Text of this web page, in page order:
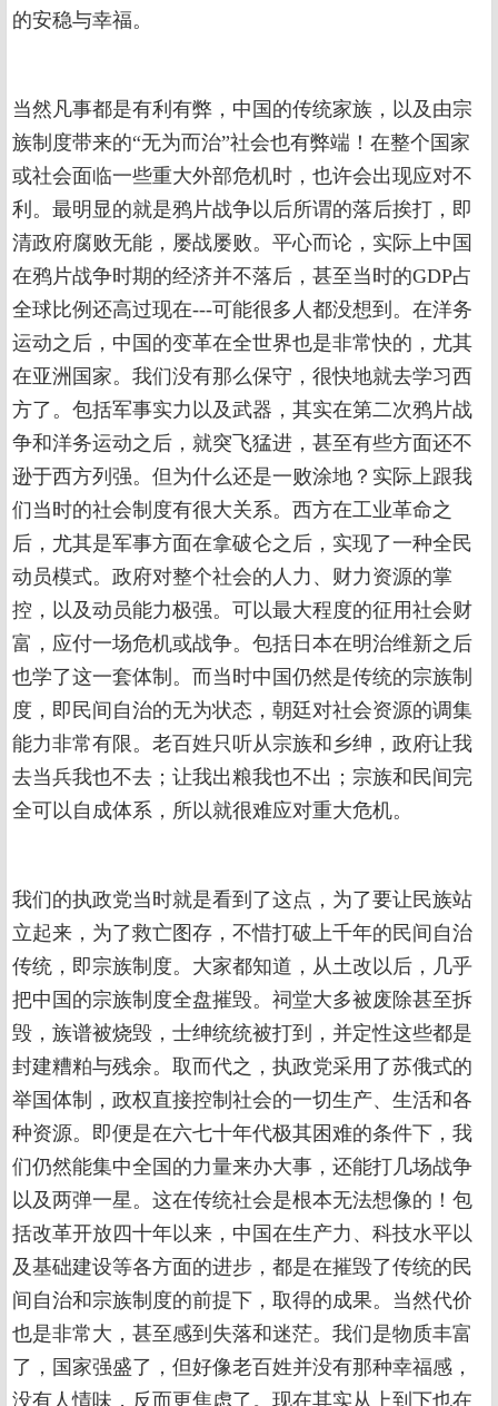
的安稳与幸福。
当然凡事都是有利有弊，中国的传统家族，以及由宗
族制度带来的“无为而治”社会也有弊端！在整个国家
或社会面临一些重大外部危机时，也许会出现应对不
利。最明显的就是鸦片战争以后所谓的落后挨打，即
清政府腐败无能，屡战屡败。平心而论，实际上中国
在鸦片战争时期的经济并不落后，甚至当时的GDP占
全球比例还高过现在---可能很多人都没想到。在洋务
运动之后，中国的变革在全世界也是非常快的，尤其
在亚洲国家。我们没有那么保守，很快地就去学习西
方了。包括军事实力以及武器，其实在第二次鸦片战
争和洋务运动之后，就突飞猛进，甚至有些方面还不
逊于西方列强。但为什么还是一败涂地？实际上跟我
们当时的社会制度有很大关系。西方在工业革命之
后，尤其是军事方面在拿破仑之后，实现了一种全民
动员模式。政府对整个社会的人力、财力资源的掌
控，以及动员能力极强。可以最大程度的征用社会财
富，应付一场危机或战争。包括日本在明治维新之后
也学了这一套体制。而当时中国仍然是传统的宗族制
度，即民间自治的无为状态，朝廷对社会资源的调集
能力非常有限。老百姓只听从宗族和乡绅，政府让我
去当兵我也不去；让我出粮我也不出；宗族和民间完
全可以自成体系，所以就很难应对重大危机。
我们的执政党当时就是看到了这点，为了要让民族站
立起来，为了救亡图存，不惜打破上千年的民间自治
传统，即宗族制度。大家都知道，从土改以后，几乎
把中国的宗族制度全盘摧毁。祠堂大多被废除甚至拆
毁，族谱被烧毁，士绅统统被打到，并定性这些都是
封建糟粕与残余。取而代之，执政党采用了苏俄式的
举国体制，政权直接控制社会的一切生产、生活和各
种资源。即便是在六七十年代极其困难的条件下，我
们仍然能集中全国的力量来办大事，还能打几场战争
以及两弹一星。这在传统社会是根本无法想像的！包
括改革开放四十年以来，中国在生产力、科技水平以
及基础建设等各方面的进步，都是在摧毁了传统的民
间自治和宗族制度的前提下，取得的成果。当然代价
也是非常大，甚至感到失落和迷茫。我们是物质丰富
了，国家强盛了，但好像老百姓并没有那种幸福感，
没有人情味，反而更焦虑了。现在其实从上到下也在